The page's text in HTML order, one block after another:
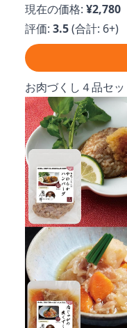
現在の価格: ¥2,780
評価: 3.5(合計: 6+)
お肉づくし４品セッ